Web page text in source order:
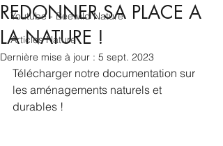
Youtube - Beewild Nature
Articles Nature
REDONNER SA PLACE A
LA NATURE !
Dernière mise à jour : 5 sept. 2023
Télécharger notre documentation sur
les aménagements naturels et
durables !